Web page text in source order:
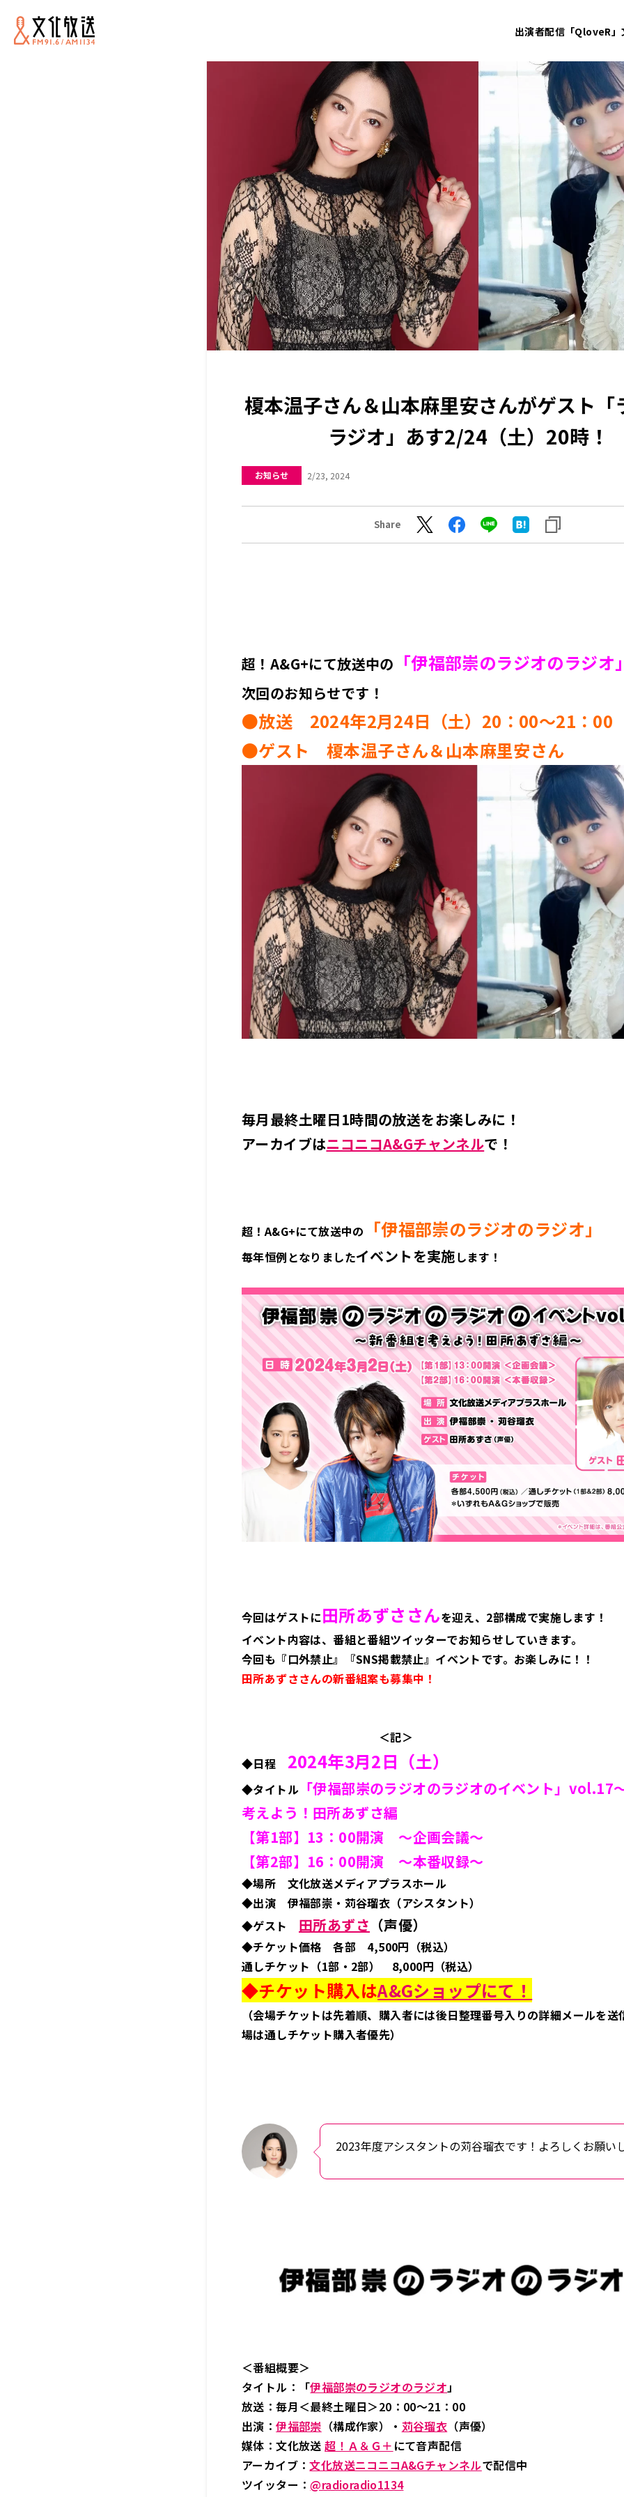
出演者配信「QloveR」
榎本温子さん＆山本麻里安さんがゲスト「
ラジオ」あす2/24（土）20時！
お知らせ 2/23, 2024
Share
超！A&G+にて放送中の 「伊福部崇のラジオのラジオ
次回のお知らせです！
●放送 2024年2月24日（土）20：00～21：00
●ゲスト 榎本温子さん＆山本麻里安さん
毎月最終土曜日1時間の放送をお楽しみに！
アーカイブはニコニコA&Gチャンネルで！
超！A&G+にて放送中の 「伊福部崇のラジオのラジオ」
毎年恒例となりましたイベントを実施します！
今回はゲストに田所あずささんを迎え、2部構成で実施します！
イベント内容は、番組と番組ツイッターでお知らせしていきます。
今回も『口外禁止』『SNS掲載禁止』イベントです。お楽しみに！！
田所あずささんの新番組案も募集中！
＜記＞
◆日程 2024年3月2日（土）
◆タイトル 「伊福部崇のラジオのラジオのイベント」vol.17
考えよう！田所あずさ編
【第1部】13：00開演 ～企画会議～
【第2部】16：00開演 ～本番収録～
◆場所 文化放送メディアプラスホール
◆出演 伊福部崇・苅谷瑠衣（アシスタント）
◆ゲスト 田所あずさ （声優）
◆チケット価格 各部 4,500円（税込）
通しチケット（1部・2部） 8,000円（税込）
◆チケット購入はA&Gショップにて！
（会場チケットは先着順、購入者には後日整理番号入りの詳細メールを送
場は通しチケット購入者優先）
2023年度アシスタントの苅谷瑠衣です！よろしくお願い
＜番組概要＞
タイトル：「伊福部崇のラジオのラジオ」
放送：毎月＜最終土曜日＞20：00～21：00
出演：伊福部崇 （構成作家）・ 苅谷瑠衣 （声優）
媒体：文化放送超！Ａ＆Ｇ＋ にて音声配信
アーカイブ：文化放送ニコニコA&Gチャンネルで配信中
ツイッター：@radioradio1134